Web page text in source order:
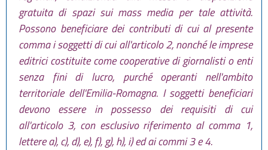
gratuita di spazi sui mass media per tale attività.
Possono beneficiare dei contributi di cui al presente
comma i soggetti di cui all'articolo 2, nonché le imprese
editrici costituite come cooperative di giornalisti o enti
senza fini di lucro, purché operanti nell'ambito
territoriale dell'Emilia-Romagna. I soggetti beneficiari
devono essere in possesso dei requisiti di cui
all'articolo 3, con esclusivo riferimento al comma 1,
lettere a), c), d), e), f), g), h), i) ed ai commi 3 e 4.